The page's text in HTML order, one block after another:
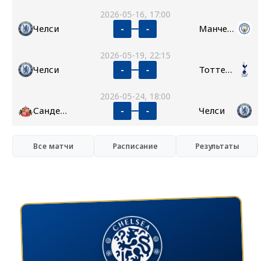
2026-05-16, 17:00
Челси - - Манчестер Сити
2026-05-19, 22:15
Челси - - Тоттенхэм
2026-05-24, 18:00
Сандерленд - - Челси
Все матчи Расписание Результаты